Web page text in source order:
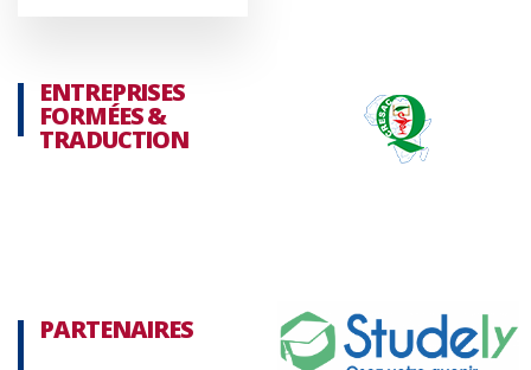
ENTREPRISES
FORMÉES &
TRADUCTION
PARTENAIRES